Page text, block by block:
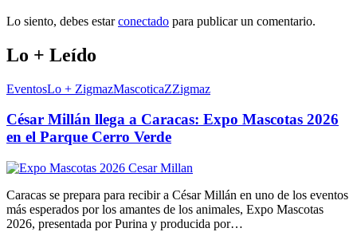
Lo siento, debes estarconectado para publicar un comentario.
Lo + Leído
EventosLo + ZigmazMascoticaZZigmaz
César Millán llega a Caracas: Expo Mascotas 2026
en el Parque Cerro Verde
Caracas se prepara para recibir a César Millán en uno de los eventos
más esperados por los amantes de los animales, Expo Mascotas
2026, presentada por Purina y producida por…